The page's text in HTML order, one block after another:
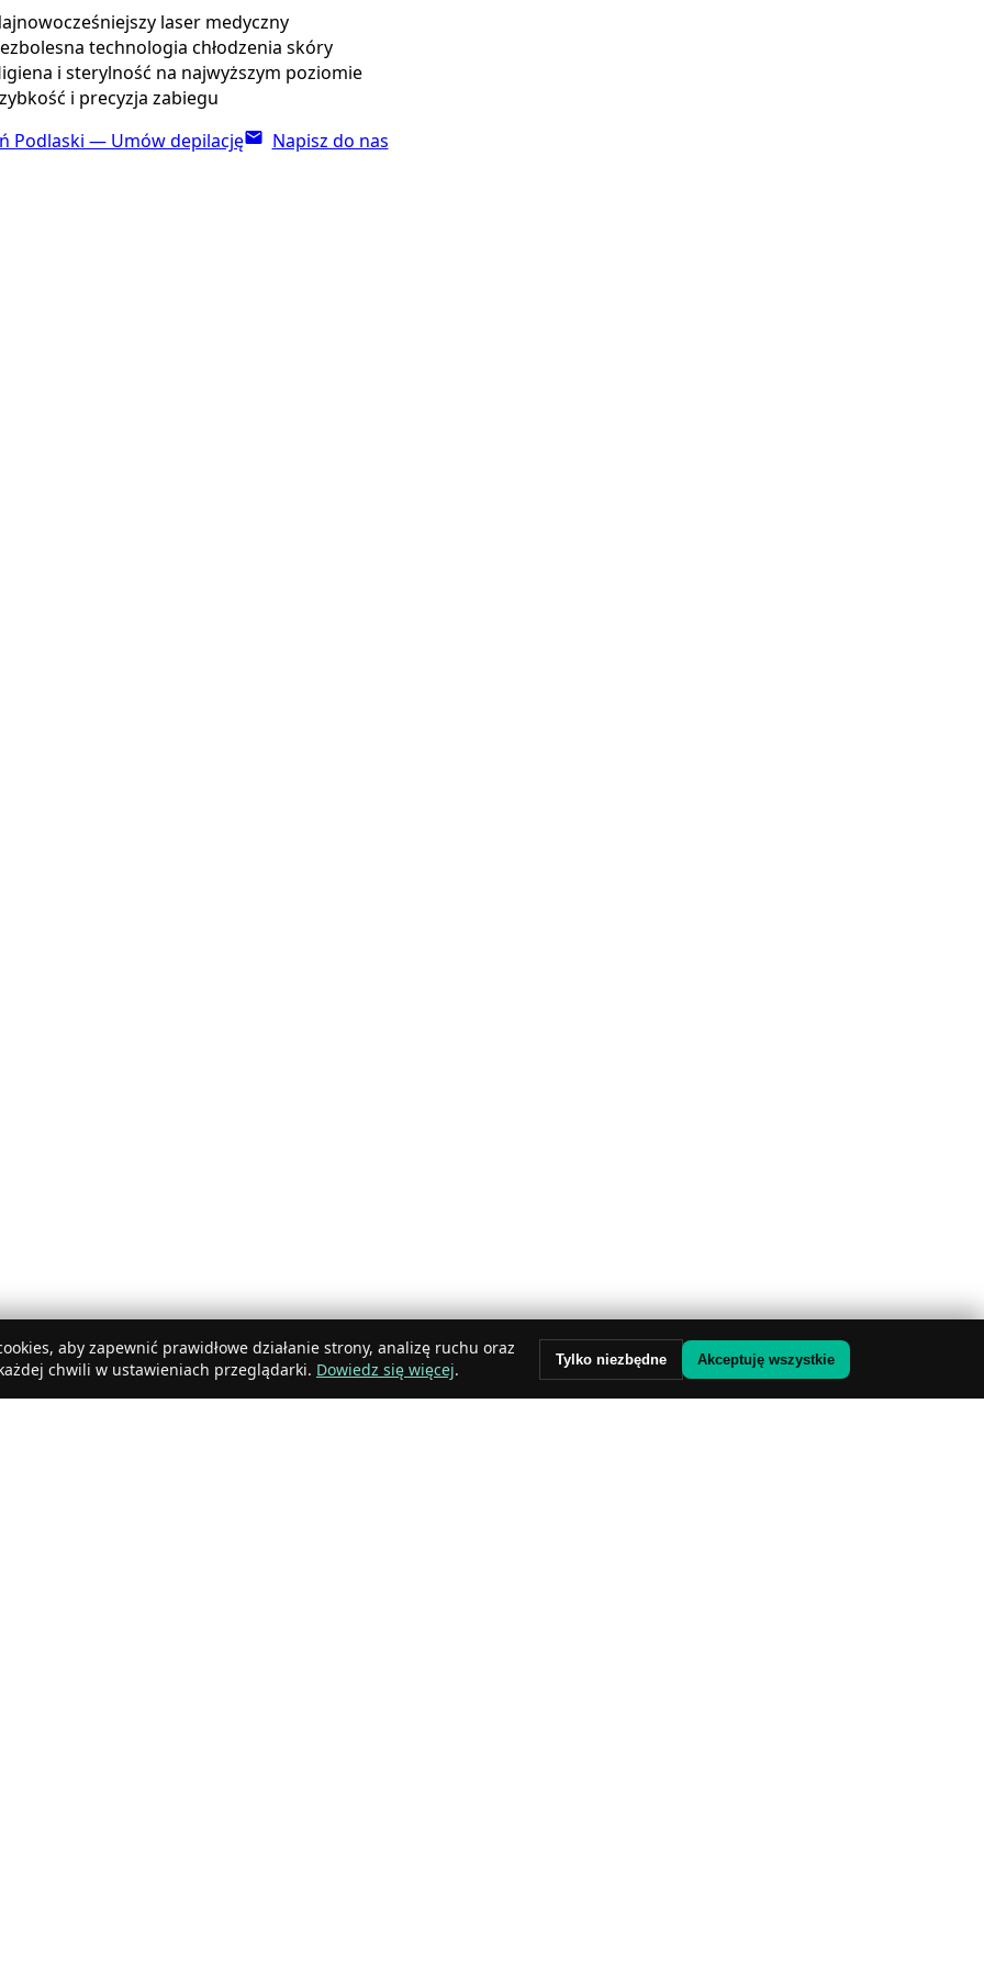
laser medyczny
technologia chłodzenia skóry
i sterylność na najwyższym poziomie
i precyzja zabiegu
Podlaski — Umów depilację
Napisz do nas
aby zapewnić prawidłowe działanie strony, analizę ruchu oraz
chwili w ustawieniach przeglądarki. Dowiedz się więcej. Tylko niezbędne Akceptuję wszystkie